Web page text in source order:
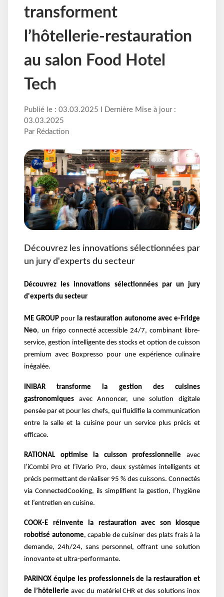
transforment
l’hôtellerie-restauration
au salon Food Hotel
Tech
Publié le : 03.03.2025 I Dernière Mise à jour :
03.03.2025
Par Rédaction
Découvrez les innovations sélectionnées par
un jury d'experts du secteur
Découvrez les innovations sélectionnées par un jury
d'experts du secteur
ME GROUPpour la restauration autonome avec e-Fridge
Neo, un frigo connecté accessible 24/7, combinant libre-
service, gestion intelligente des stocks et option de cuisson
premium avec Boxpresso pour une expérience culinaire
inégalée.
INIBAR transforme la gestion des cuisines
gastronomiques avec Annoncer, une solution digitale
pensée par et pour les chefs, qui fluidifie la communication
entre la salle et la cuisine pour un service plus précis et
efficace.
RATIONAL optimise la cuisson professionnelle avec
l’iCombi Pro et l’iVario Pro, deux systèmes intelligents et
précis permettant de réaliser 95 % des cuissons. Connectés
via ConnectedCooking, ils simplifient la gestion, l’hygiène
et l’entretien en cuisine.
COOK-E réinvente la restauration avec son kiosque
robotisé autonome, capable de cuisiner des plats frais à la
demande, 24h/24, sans personnel, offrant une solution
innovante et ultra-performante.
PARINOX équipe les professionnels de la restauration et
de l’hôtellerie avec du matériel CHR et des solutions inox